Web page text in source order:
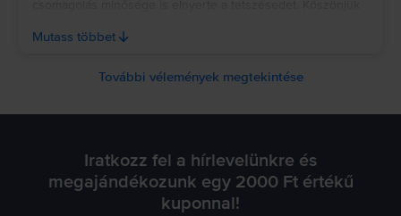
használatához! ✨ Köszönjük a kedves visszajelzést! 😊
hallani, hogy a csomagolás minősége is elnyerte a
Mutass többet
További vélemények megtekintése
Iratkozz fel a hírlevelünkre és
megajándékozunk egy 2000 Ft értékű
kuponnal!